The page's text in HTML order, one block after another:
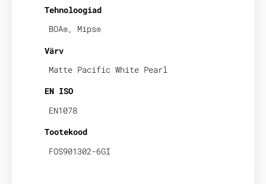
Tehnoloogiad
BOA®, Mips®
Värv
Matte Pacific White Pearl
EN ISO
EN1078
Tootekood
FOS901302-6GI